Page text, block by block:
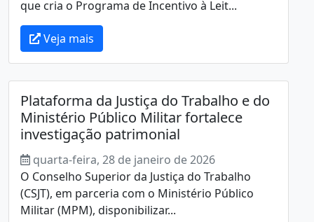
que cria o Programa de Incentivo à Leit...
Veja mais
Plataforma da Justiça do Trabalho e do
Ministério Público Militar fortalece
investigação patrimonial
quarta-feira, 28 de janeiro de 2026
O Conselho Superior da Justiça do Trabalho
(CSJT), em parceria com o Ministério Público
Militar (MPM), disponibilizar...